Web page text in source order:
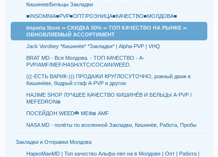
Кишинев/Бельцы Закладки
■INSOMNIA■PVP■ОПТ/РОЗНИЦА■КАЧЕСТВО■МОЛДОВА■
Imperia Store ∞ СКИДКА 50% ∞ ТОП КАЧЕСТВО НА РЫНКЕ ∞
ОБНОВЛЯЕМЫЙ АССОРТИМЕНТ
Jack Vorobey *Кишинёв* *Закладки* | Alpha-PVP | VHQ
BRAT MD - Вся Молдова. - ТОП КАЧЕСТВО - A-
PVP/AMF/MEF/HASH/XTC/COCAIN/WEED.
(((-ЕСТЬ ВАРИК-))) ПРОДАЖИ КРУГЛОСУТОЧНО, ровный движ в
Кишинёве, бодрый стаф A-PVP и другое
HAJIME SHOP ЛУЧШЕЕ КАЧЕСТВО КИШИНЁВ И БЕЛЬЦЫ A-PVP /
MEFEDRON❄️
ПОСЕЙДОН WEED☘️ MEФ❄️ AMF
NASA MD - полёты по вселенной Закладки, Кишинёв, Работа, Пробы
Закладки и Отправки Молдова
НаркоМанMD | Топ качество Альфа-пвп на в Молдове | Опт | Работа |